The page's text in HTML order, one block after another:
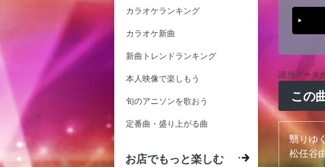
該当データ
この
翳りゆ
松任谷
カラオケランキング
カラオケ新曲
新曲トレンドランキング
本人映像で楽しもう
旬のアニソンを歌おう
定番曲・盛り上がる曲
お店でもっと楽しむ